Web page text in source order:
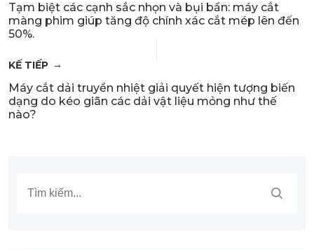
Tạm biệt các cạnh sắc nhọn và bụi bẩn: máy cắt
màng phim giúp tăng độ chính xác cắt mép lên đến
50%.
KẾ TIẾP
Máy cắt dải truyền nhiệt giải quyết hiện tượng biến
dạng do kéo giãn các dải vật liệu mỏng như thế
nào?